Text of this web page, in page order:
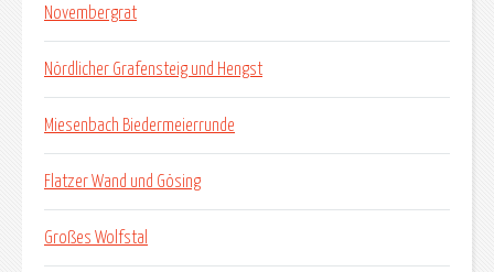
Novembergrat
Nördlicher Grafensteig und Hengst
Miesenbach Biedermeierrunde
Flatzer Wand und Gösing
Großes Wolfstal